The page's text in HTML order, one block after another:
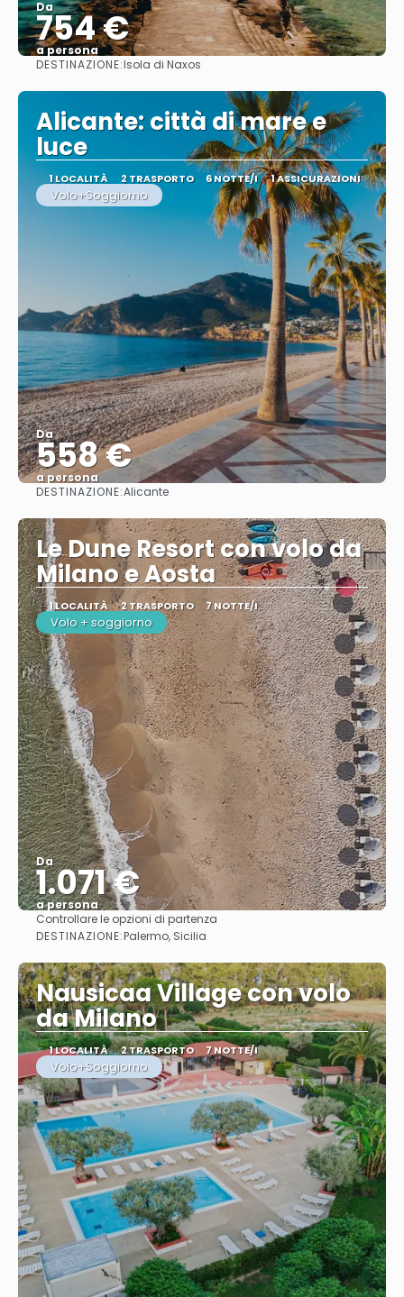
Da
754 €
a persona
Vedere
DESTINAZIONE:Isola di Naxos
Alicante: città di mare e
luce
1 LOCALITÀ 2 TRASPORTO 6 NOTTE/I 1 ASSICURAZIONI
Volo+Soggiorno
Da
558 €
a persona
DESTINAZIONE:Alicante
Le Dune Resort con volo da
Milano e Aosta
1 LOCALITÀ 2 TRASPORTO 7 NOTTE/I
Volo + soggiorno
Da
1.071 €
a persona
Vedere
Controllare le opzioni di partenza
DESTINAZIONE:Palermo, Sicilia
Nausicaa Village con volo
da Milano
1 LOCALITÀ 2 TRASPORTO 7 NOTTE/I
Volo+Soggiorno